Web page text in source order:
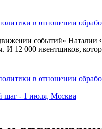
в отношении
событий»
И 12 000 ивентщиков,
в отношении